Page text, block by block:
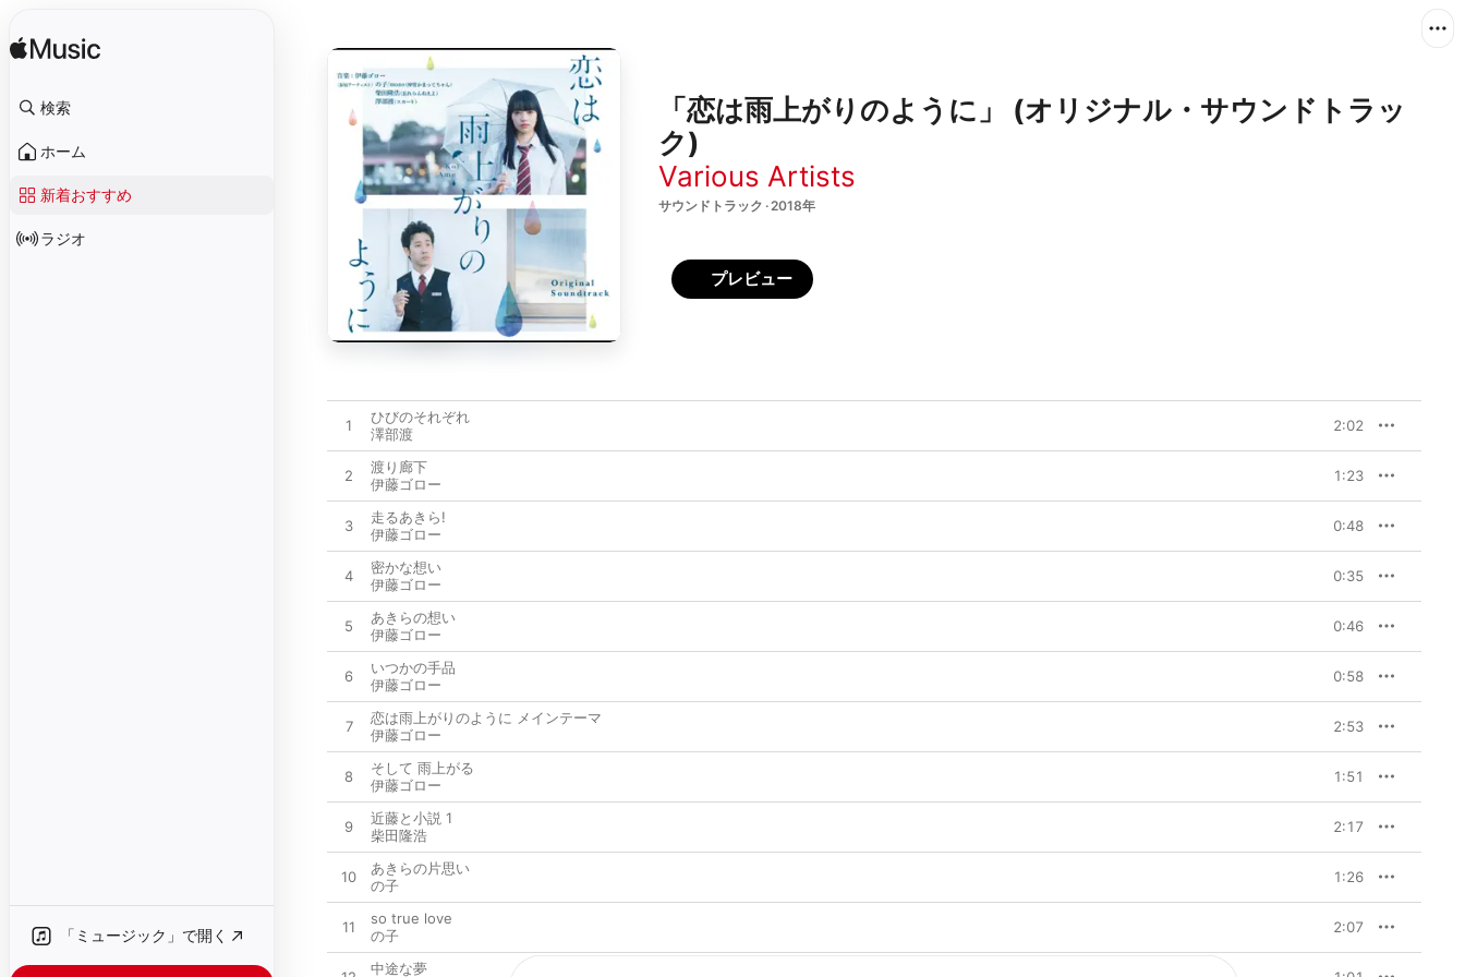
検索
ホーム
新着おすすめ
ラジオ
「ミュージック」で開く
「恋は雨上がりのように」 (オリジナル・サウンドトラッ
ク)
Various Artists
サウンドトラック · 2018年
プレビュー
1
ひびのそれぞれ
澤部渡
2:02
2
渡り廊下
伊藤ゴロー
1:23
3
走るあきら!
伊藤ゴロー
0:48
4
密かな想い
伊藤ゴロー
0:35
5
あきらの想い
伊藤ゴロー
0:46
6
いつかの手品
伊藤ゴロー
0:58
7
恋は雨上がりのように メインテーマ
伊藤ゴロー
2:53
8
そして 雨上がる
伊藤ゴロー
1:51
9
近藤と小説 1
柴田隆浩
2:17
10
あきらの片思い
の子
1:26
11
so true love
の子
2:07
中途な夢